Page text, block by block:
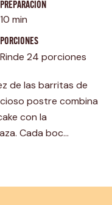
PREPARACIÓN
10 min
PORCIONES
Rinde 24 porciones
de las barritas de
postre combina
con la
Cada boc…